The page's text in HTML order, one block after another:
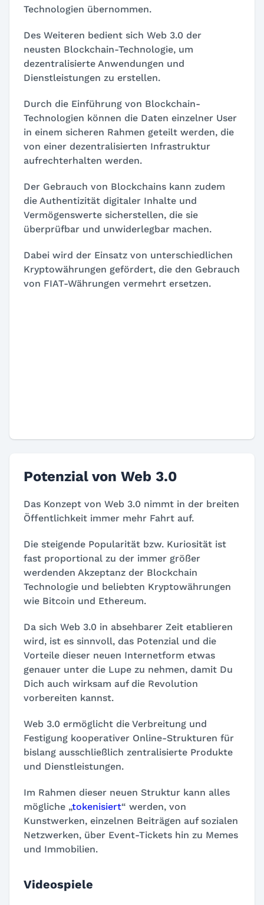
Technologien übernommen.
Des Weiteren bedient sich Web 3.0 der
neusten Blockchain-Technologie, um
dezentralisierte Anwendungen und
Dienstleistungen zu erstellen.
Durch die Einführung von Blockchain-
Technologien können die Daten einzelner User
in einem sicheren Rahmen geteilt werden, die
von einer dezentralisierten Infrastruktur
aufrechterhalten werden.
Der Gebrauch von Blockchains kann zudem
die Authentizität digitaler Inhalte und
Vermögenswerte sicherstellen, die sie
überprüfbar und unwiderlegbar machen.
Dabei wird der Einsatz von unterschiedlichen
Kryptowährungen gefördert, die den Gebrauch
von FIAT-Währungen vermehrt ersetzen.
Potenzial von Web 3.0
Das Konzept von Web 3.0 nimmt in der breiten
Öffentlichkeit immer mehr Fahrt auf.
Die steigende Popularität bzw. Kuriosität ist
fast proportional zu der immer größer
werdenden Akzeptanz der Blockchain
Technologie und beliebten Kryptowährungen
wie Bitcoin und Ethereum.
Da sich Web 3.0 in absehbarer Zeit etablieren
wird, ist es sinnvoll, das Potenzial und die
Vorteile dieser neuen Internetform etwas
genauer unter die Lupe zu nehmen, damit Du
Dich auch wirksam auf die Revolution
vorbereiten kannst.
Web 3.0 ermöglicht die Verbreitung und
Festigung kooperativer Online-Strukturen für
bislang ausschließlich zentralisierte Produkte
und Dienstleistungen.
Im Rahmen dieser neuen Struktur kann alles
mögliche „tokenisiert“ werden, von
Kunstwerken, einzelnen Beiträgen auf sozialen
Netzwerken, über Event-Tickets hin zu Memes
und Immobilien.
Videospiele